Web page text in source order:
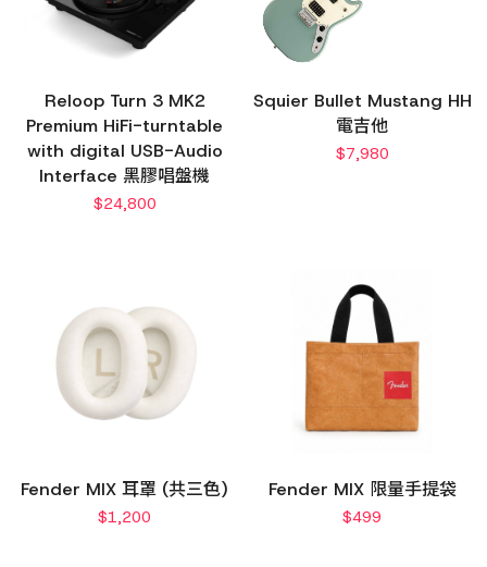
Reloop Turn 3 MK2
Premium HiFi-turntable
with digital USB-Audio
Interface 黑膠唱盤機
$24,800
Squier Bullet Mustang HH
電吉他
$7,980
Fender MIX 耳罩 (共三色)
$1,200
Fender MIX 限量手提袋
$499